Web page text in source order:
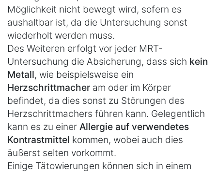
Möglichkeit nicht bewegt wird, sofern es
aushaltbar ist, da die Untersuchung sonst
wiederholt werden muss.
Des Weiteren erfolgt vor jeder MRT-
Untersuchung die Absicherung, dass sich kein
Metall, wie beispielsweise ein
Herzschrittmacher am oder im Körper
befindet, da dies sonst zu Störungen des
Herzschrittmachers führen kann. Gelegentlich
kann es zu einer Allergie auf verwendetes
Kontrastmittel kommen, wobei auch dies
äußerst selten vorkommt.
Einige Tätowierungen können sich in einem